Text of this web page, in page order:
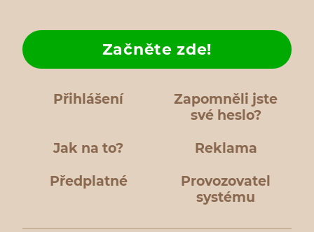
Přihlášení
Zapomněli jste
své heslo?
Jak na to?
Začněte zde!
Reklama
Předplatné
Provozovatel
systému